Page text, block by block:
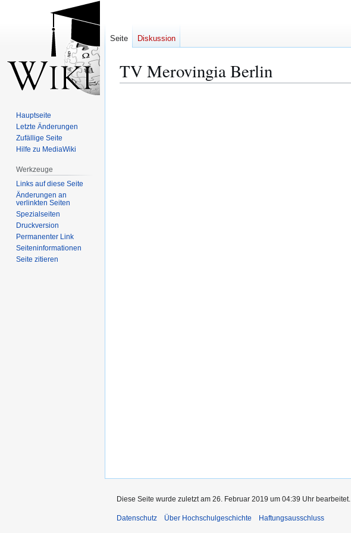
TV Merovingia Berlin
Seite Diskussion
Hauptseite
Letzte Änderungen
Zufällige Seite
Hilfe zu MediaWiki
Werkzeuge
Links auf diese Seite
Änderungen an
verlinkten Seiten
Spezialseiten
Druckversion
Permanenter Link
Seiten­­informationen
Seite zitieren
Diese Seite wurde zuletzt am 26. Februar 2019 um 04:39 Uhr bearbeitet.
Datenschutz Über Hochschulgeschichte Haftungsausschluss